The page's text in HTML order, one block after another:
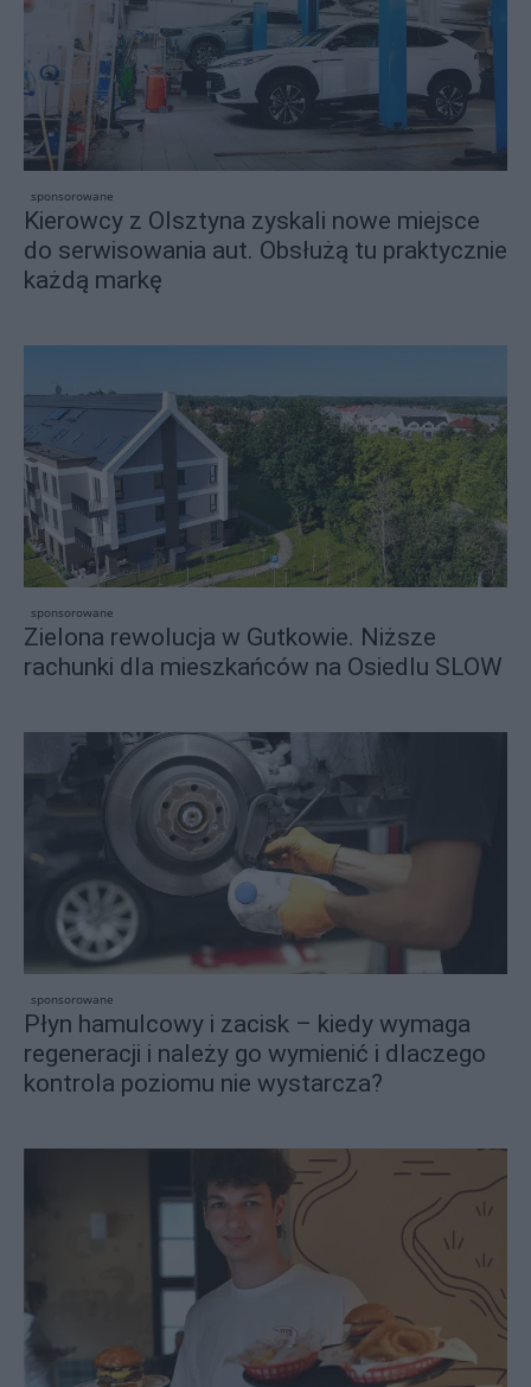
sponsorowane
Kierowcy z Olsztyna zyskali nowe miejsce
do serwisowania aut. Obsłużą tu praktycznie
każdą markę
sponsorowane
Zielona rewolucja w Gutkowie. Niższe
rachunki dla mieszkańców na Osiedlu SLOW
sponsorowane
Płyn hamulcowy i zacisk – kiedy wymaga
regeneracji i należy go wymienić i dlaczego
kontrola poziomu nie wystarcza?